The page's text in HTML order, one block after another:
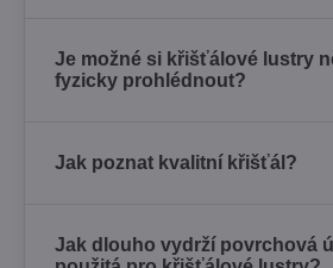
Je možné si křišťálové lustry
fyzicky prohlédnout?
Jak poznat kvalitní křišťál?
Jak dlouho vydrží povrchová